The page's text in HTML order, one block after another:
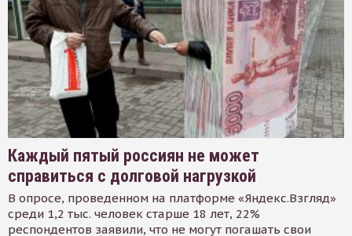
Каждый пятый россиян не может
справиться с долговой нагрузкой
В опросе, проведенном на платформе «Яндекс.Взгляд»
среди 1,2 тыс. человек старше 18 лет, 22%
респондентов заявили, что не могут погашать свои